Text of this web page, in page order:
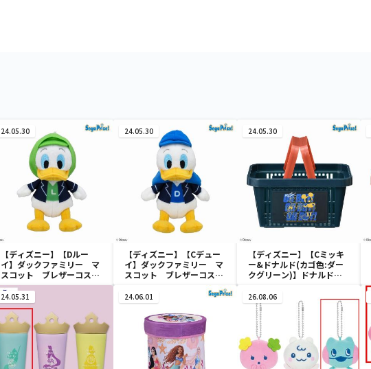
24.05.30
【ディズニー】【Dルー
イ】ダックファミリー マ
スコット ブレザーコスチ
ューム
24.05.30
【ディズニー】【Cデュー
イ】ダックファミリー マ
スコット ブレザーコスチ
24.05.30
【ディズニー】【Cミッキ
ー&ドナルド(カゴ色:ダー
クグリーン)】ドナルドダ
24.05.31 24.06.01 26.08.06